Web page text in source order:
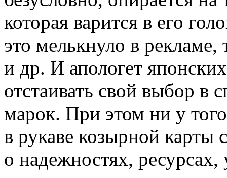
которая варится в его
это мелькнуло в
и др. И апологет
отстаивать свой выбор в
марок. При этом ни у
в рукаве козырной
о надежностях,